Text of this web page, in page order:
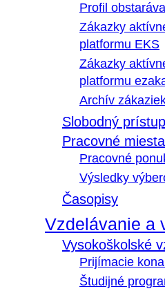
Profil
Zákazky
platformu EKS
Zákazky
platformu
Archív
Slobodný
Pracovné miesta
Pracovné
Výsledky
Časopisy
Vzdelávanie a
Vysokoškolské
Prijímacie
Študijné